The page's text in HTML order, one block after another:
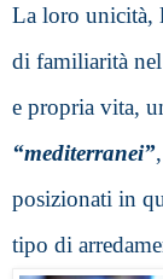
La loro unicità,
di familiarità
“mediterranei”
posizionati in
tipo di